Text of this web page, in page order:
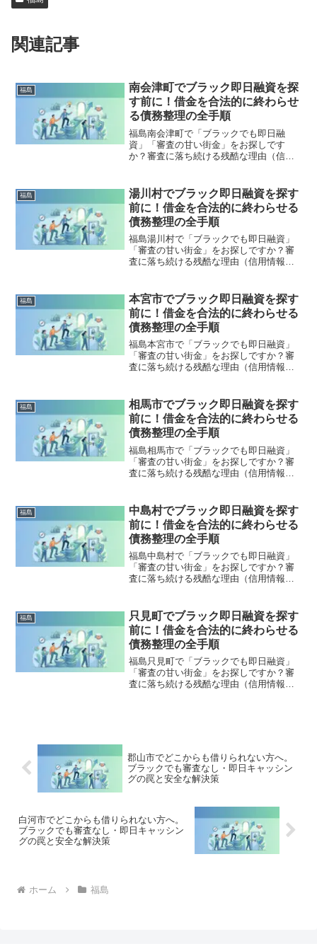
関連記事
福島
南会津町でブラック即日融資を探
す前に！借金を合法的に終わらせ
る債務整理の全手順
福島南会津町で「ブラックでも即日融
資」「審査の甘い街金」をお探しです
か？審査に落ち続ける残酷な理由（信用
まで徹底解説。多重債務の地獄から抜け
出し、合法的に借金を減額・免除する
「債務整理」の正しい知識と、今すぐ督
促を止める無料相談窓口をご案内しま
す。
福島
湯川村でブラック即日融資を探す
前に！借金を合法的に終わらせる
債務整理の全手順
福島湯川村で「ブラックでも即日融資」
「審査の甘い街金」をお探しですか？審
査に落ち続ける残酷な理由（信用情報と
底解説。多重債務の地獄から抜け出し、
合法的に借金を減額・免除する「債務整
理」の正しい知識と、今すぐ督促を止め
る無料相談窓口をご案内します。
福島
本宮市でブラック即日融資を探す
前に！借金を合法的に終わらせる
債務整理の全手順
福島本宮市で「ブラックでも即日融資」
「審査の甘い街金」をお探しですか？審
査に落ち続ける残酷な理由（信用情報と
底解説。多重債務の地獄から抜け出し、
合法的に借金を減額・免除する「債務整
理」の正しい知識と、今すぐ督促を止め
る無料相談窓口をご案内します。
福島
相馬市でブラック即日融資を探す
前に！借金を合法的に終わらせる
債務整理の全手順
福島相馬市で「ブラックでも即日融資」
「審査の甘い街金」をお探しですか？審
査に落ち続ける残酷な理由（信用情報と
底解説。多重債務の地獄から抜け出し、
合法的に借金を減額・免除する「債務整
理」の正しい知識と、今すぐ督促を止め
る無料相談窓口をご案内します。
福島
中島村でブラック即日融資を探す
前に！借金を合法的に終わらせる
債務整理の全手順
福島中島村で「ブラックでも即日融資」
「審査の甘い街金」をお探しですか？審
査に落ち続ける残酷な理由（信用情報と
底解説。多重債務の地獄から抜け出し、
合法的に借金を減額・免除する「債務整
理」の正しい知識と、今すぐ督促を止め
る無料相談窓口をご案内します。
福島
只見町でブラック即日融資を探す
前に！借金を合法的に終わらせる
債務整理の全手順
福島只見町で「ブラックでも即日融資」
「審査の甘い街金」をお探しですか？審
査に落ち続ける残酷な理由（信用情報と
る無料相談窓口をご案内します。
郡山市でどこからも借りられない方へ。
ブラックでも審査なし・即日キャッシン
グの罠と安全な解決策
白河市でどこからも借りられない方へ。
ブラックでも審査なし・即日キャッシン
グの罠と安全な解決策
ホーム 福島